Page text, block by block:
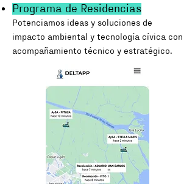
Programa de Residencias
Potenciamos ideas y soluciones de
impacto ambiental y tecnología cívica con
acompañamiento técnico y estratégico.